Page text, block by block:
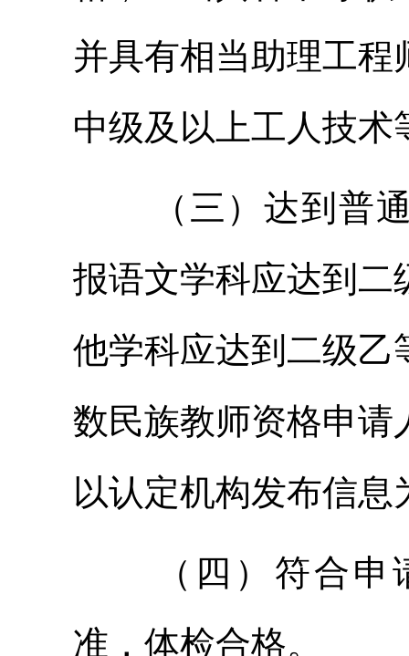
并具有相当助理工
中级及以上工人技术
（三）达到普
报语文学科应达到二
他学科应达到二级乙
数民族教师资格申请
以认定机构发布信息
（四）符合
准，体检合格。